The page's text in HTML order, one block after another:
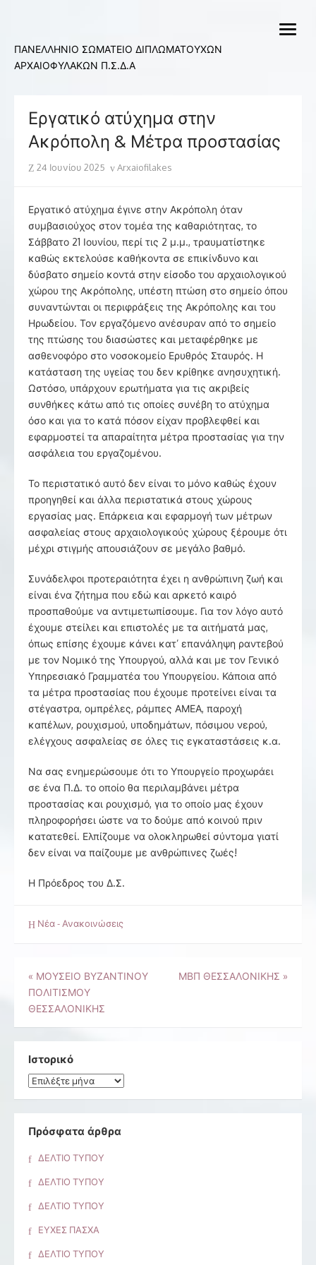
ΠΑΝΕΛΛΗΝΙΟ ΣΩΜΑΤΕΙΟ ΔΙΠΛΩΜΑΤΟΥΧΩΝ
ΑΡΧΑΙΟΦΥΛΑΚΩΝ Π.Σ.Δ.Α
open
Εργατικό ατύχημα στην
Ακρόπολη & Μέτρα προστασίας
Posted
24 Ιουνίου 2025 Author
Arxaiofilakes
Εργατικό ατύχημα έγινε στην Ακρόπολη όταν
συμβασιούχος στον τομέα της καθαριότητας, το
Σάββατο 21 Ιουνίου, περί τις 2 μ.μ., τραυματίστηκε
καθώς εκτελούσε καθήκοντα σε επικίνδυνο και
δύσβατο σημείο κοντά στην είσοδο του αρχαιολογικού
χώρου της Ακρόπολης, υπέστη πτώση στο σημείο όπου
συναντώνται οι περιφράξεις της Ακρόπολης και του
Ηρωδείου. Τον εργαζόμενο ανέσυραν από το σημείο
της πτώσης του διασώστες και μεταφέρθηκε με
ασθενοφόρο στο νοσοκομείο Ερυθρός Σταυρός. Η
κατάσταση της υγείας του δεν κρίθηκε ανησυχητική.
Ωστόσο, υπάρχουν ερωτήματα για τις ακριβείς
συνθήκες κάτω από τις οποίες συνέβη το ατύχημα
όσο και για το κατά πόσον είχαν προβλεφθεί και
εφαρμοστεί τα απαραίτητα μέτρα προστασίας για την
ασφάλεια του εργαζομένου.
Το περιστατικό αυτό δεν είναι το μόνο καθώς έχουν
προηγηθεί και άλλα περιστατικά στους χώρους
εργασίας μας. Επάρκεια και εφαρμογή των μέτρων
ασφαλείας στους αρχαιολογικούς χώρους ξέρουμε ότι
μέχρι στιγμής απουσιάζουν σε μεγάλο βαθμό.
Συνάδελφοι προτεραιότητα έχει η ανθρώπινη ζωή και
είναι ένα ζήτημα που εδώ και αρκετό καιρό
προσπαθούμε να αντιμετωπίσουμε. Για τον λόγο αυτό
έχουμε στείλει και επιστολές με τα αιτήματά μας,
όπως επίσης έχουμε κάνει κατ’ επανάληψη ραντεβού
με τον Νομικό της Υπουργού, αλλά και με τον Γενικό
Υπηρεσιακό Γραμματέα του Υπουργείου. Κάποια από
τα μέτρα προστασίας που έχουμε προτείνει είναι τα
στέγαστρα, ομπρέλες, ράμπες ΑΜΕΑ, παροχή
καπέλων, ρουχισμού, υποδημάτων, πόσιμου νερού,
ελέγχους ασφαλείας σε όλες τις εγκαταστάσεις κ.α.
Να σας ενημερώσουμε ότι το Υπουργείο προχωράει
σε ένα Π.Δ. το οποίο θα περιλαμβάνει μέτρα
προστασίας και ρουχισμό, για το οποίο μας έχουν
πληροφορήσει ώστε να το δούμε από κοινού πριν
κατατεθεί. Ελπίζουμε να ολοκληρωθεί σύντομα γιατί
δεν είναι να παίζουμε με ανθρώπινες ζωές!
Η Πρόεδρος του Δ.Σ.
Νέα - Ανακοινώσεις
Πλοήγηση
άρθρων
« ΜΟΥΣΕΙΟ ΒΥΖΑΝΤΙΝΟΥ
ΠΟΛΙΤΙΣΜΟΥ
ΘΕΣΣΑΛΟΝΙΚΗΣ
ΜΒΠ ΘΕΣΣΑΛΟΝΙΚΗΣ »
Ιστορικό
Ιστορικό
Πρόσφατα άρθρα
ΔΕΛΤΙΟ ΤΥΠΟΥ
ΔΕΛΤΙΟ ΤΥΠΟΥ
ΔΕΛΤΙΟ ΤΥΠΟΥ
ΕΥΧΕΣ ΠΑΣΧΑ
ΔΕΛΤΙΟ ΤΥΠΟΥ